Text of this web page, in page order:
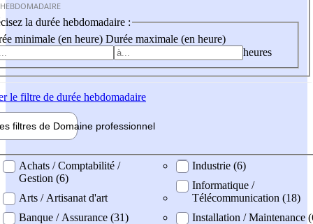
la durée hebdomadaire :
minimale (en heure) Durée maximale (en heure)
heures
le filtre de durée hebdomadaire
filtres de Domaine professionnel
professionel
Achats / Comptabilité /
Gestion (6)
Arts / Artisanat d'art
Banque / Assurance (31)
Industrie (6)
Informatique /
Télécommunication (18)
Installation / Maintenance